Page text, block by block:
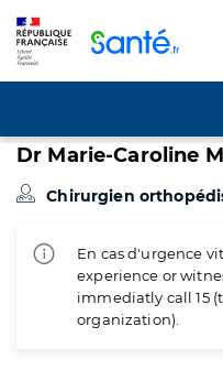
Dr Marie-Caroline
Chirurgien
En cas d'urgence
experience or
immediatly call 15
organization).